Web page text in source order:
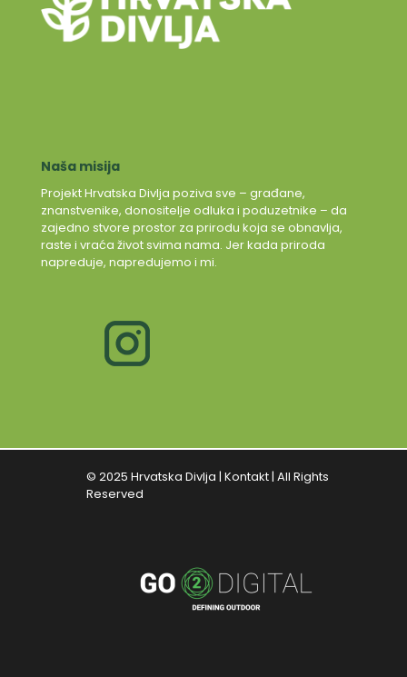
Naša misija
Projekt Hrvatska Divlja poziva sve – građane,
znanstvenike, donositelje odluka i poduzetnike – da
zajedno stvore prostor za prirodu koja se obnavlja,
raste i vraća život svima nama. Jer kada priroda
napreduje, napredujemo i mi.
© 2025 Hrvatska Divlja | Kontakt| All Rights
Reserved